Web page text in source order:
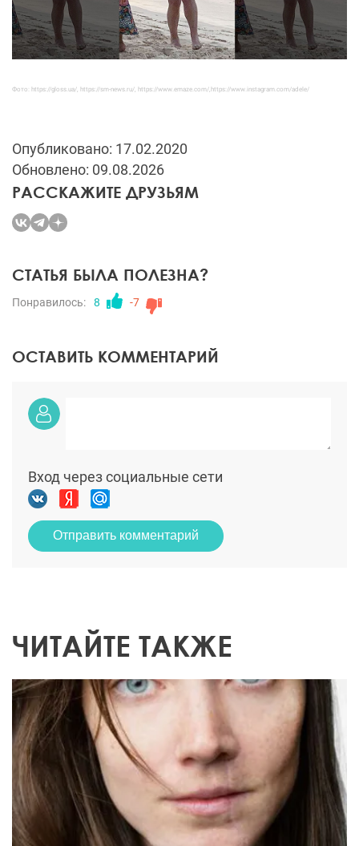
Фото: https://gloss.ua/ https://sm-news.ru/ , https://www.emaze.com/,https://www.instagram.com/adele/
Опубликовано: 17.02.2020
Обновлено: 09.08.2026
РАССКАЖИТЕ ДРУЗЬЯМ
СТАТЬЯ БЫЛА ПОЛЕЗНА?
Понравилось: 8 -7
ОСТАВИТЬ КОММЕНТАРИЙ
Вход через социальные сети
Отправить комментарий
ЧИТАЙТЕ ТАКЖЕ